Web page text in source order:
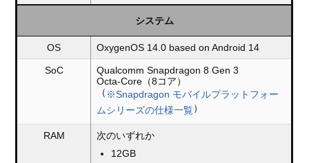
システム
OS OxygenOS 14.0 based on Android 14
SoC
Qualcomm Snapdragon 8 Gen 3
Octa-Core（8コア）
（ ※Snapdragon モバイルプラットフォー
ムシリーズの仕様一覧）
RAM
次のいずれか
12GB